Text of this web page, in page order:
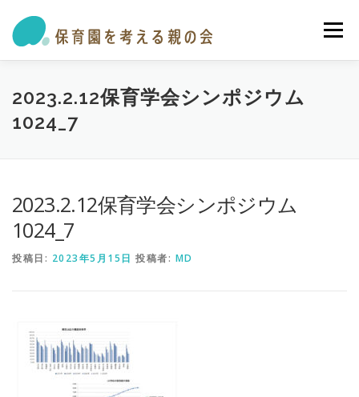
メニュー
私たちの活動 保育園・学童ガイド トピックス
2023.2.12保育学会シンポジウム
1024_7
2023.2.12保育学会シンポジウム
1024_7
投稿日: 2023年5月15日 投稿者: MD